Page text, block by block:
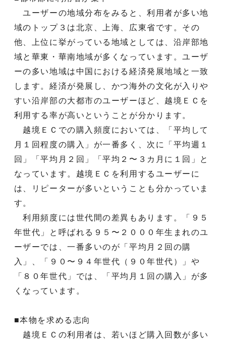
ユーザーの地域分布をみると、利用者が多い地
域のトップ３は北京、上海、広東省です。その
他、上位に挙がっている地域としては、沿岸部地
域と華東・華南地域が多くなっています。ユーザ
ーの多い地域は中国における経済発展地域と一致
します。経済が発展し、かつ海外の文化が入りや
すい沿岸部の大都市のユーザーほど、越境ＥＣを
利用する率が高いということが分かります。
越境ＥＣでの購入頻度においては、「平均して
月１回程度の購入」が一番多く、次に「平均週１
回」「平均月２回」「平均２〜３カ月に１回」と
なっています。越境ＥＣを利用するユーザーに
は、リピーターが多いということも分かっていま
す。
利用頻度には世代間の差異もあります。「９５
年世代」と呼ばれる９５〜２０００年生まれのユ
ーザーでは、一番多いのが「平均月２回の購
入」、「９０〜９４年世代（９０年世代）」や
「８０年世代」では、「平均月１回の購入」が多
くなっています。
■本物を求める志向
越境ＥＣの利用者は、若いほど購入回数が多い